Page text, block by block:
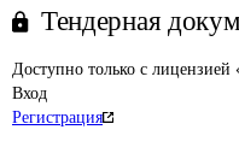
Тендерная
Доступно только с лицензией
Вход
Регистрация